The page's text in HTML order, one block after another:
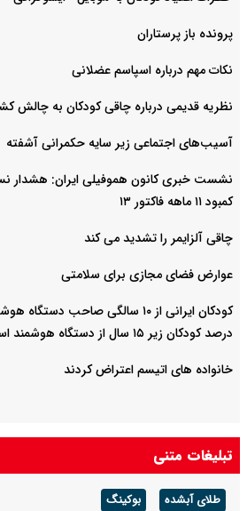
پرونده باز پرستاران
نکات مهم درباره اسپاسم عضلانی
نظریه قدیمی درباره چاقی کودکان به چالش
آسیب‌های اجتماعی زیر سایه حکمرانی آشفته
نشست خبری کانون هموفیلی ایران: هشدار
کمبود ۱۱ ماهه فاکتور ۱۳
چاقی آلزایمر را تشدید می کند
عوارض فضای مجازی برای سلامتی
درصد کودکان زیر ۱۵ سال از دستگاه هوشمند استفاده می کنند
خانواده های اتیسم اعتراض کردند
تبلیغات متنی
طلای آبشده بوکینگ